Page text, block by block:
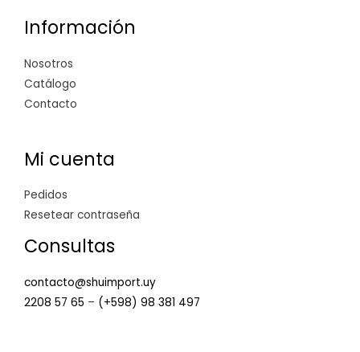
Información
Nosotros
Catálogo
Contacto
Mi cuenta
Pedidos
Resetear contraseña
Consultas
contacto@shuimport.uy
2208 57 65 – (+598) 98 381 497